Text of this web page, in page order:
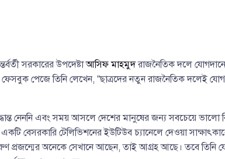
সরকারের উপদেষ্টাআসিফ মাহমুদরাজনৈতিক দলে
ফেসবুক পেজে তিনি লেখেন, “ছাত্রদের নতুন রাজনৈতিক দলেই
নেননি এবং সময় আসলে দেশের মানুষের জন্য সবচেয়ে ভালো
বেসরকারি টেলিভিশনের ইউটিউব চ্যানেলে দেওয়া
প্রজন্মের অনেকে সেখানে আছেন, তাই আগ্রহ আছে। তবে তিনি